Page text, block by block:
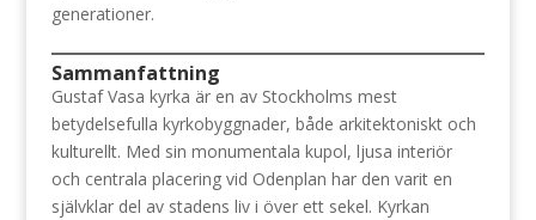
generationer.
Sammanfattning
Gustaf Vasa kyrka är en av Stockholms mest
betydelsefulla kyrkobyggnader, både arkitektoniskt och
kulturellt. Med sin monumentala kupol, ljusa interiör
och centrala placering vid Odenplan har den varit en
självklar del av stadens liv i över ett sekel. Kyrkan